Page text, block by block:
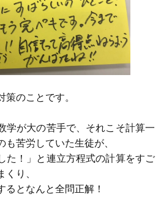
策のことです。
学が大の苦手で、それこそ計算一
も苦労していた生徒が、
た！」と連立方程式の計算をすご
り、
るとなんと全問正解！